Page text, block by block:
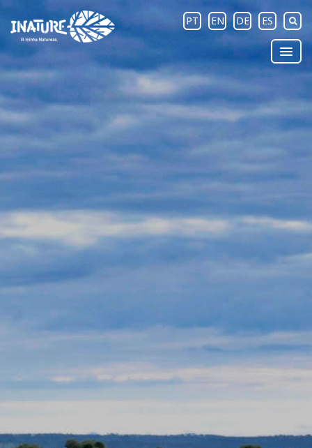
PT EN DE ES